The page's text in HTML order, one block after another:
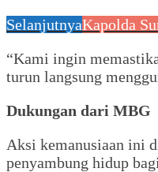
SelanjutnyaKapolda
“Kami ingin
turun langsung
Dukungan dari MBG
Aksi kemanusiaan ini
penyambung hidup